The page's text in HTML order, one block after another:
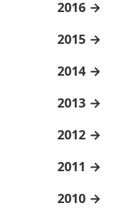
2016
2015
2014
2013
2012
2011
2010